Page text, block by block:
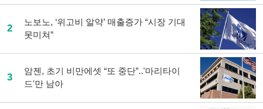
2
노보노, ‘위고비 알약’ 매출증가 “시장 기대
못미쳐”
3
암젠, 초기 비만에셋 “또 중단”..'마리타이
드'만 남아